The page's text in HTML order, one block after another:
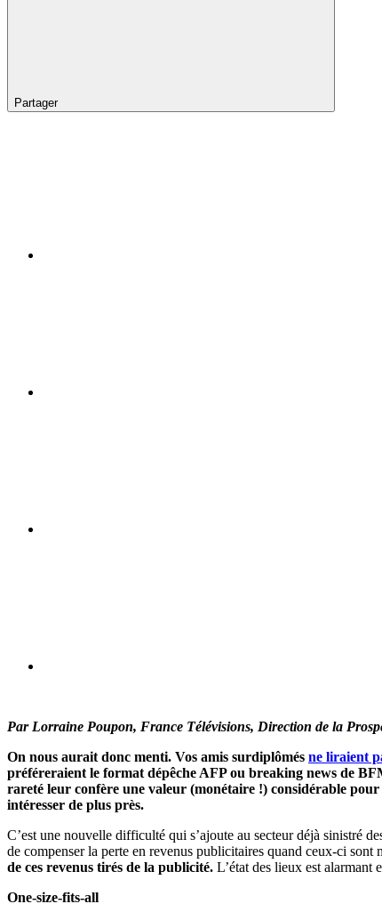
Partager
Par Lorraine Poupon, France Télévisions, Direction de la
On nous aurait donc menti. Vos amis surdiplômés ne liraient
préféreraient le format dépêche AFP ou breaking news de
rareté leur confère une valeur (monétaire !) considérable
intéresser de plus près.
C’est une nouvelle difficulté qui s’ajoute au secteur déjà sinistré
de compenser la perte en revenus publicitaires quand ceux-ci sont
de ces revenus tirés de la publicité. L’état des lieux est alarmant
One-size-fits-all